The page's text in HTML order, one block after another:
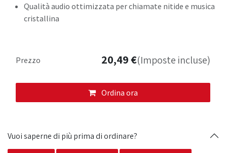
Qualità audio ottimizzata per chiamate nitide e musica
cristallina
Ordina ora
Prezzo 20,49€(Imposte incluse)
Vuoi saperne di più prima di ordinare?